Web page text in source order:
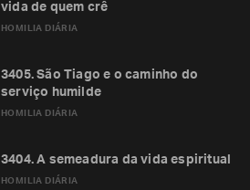
HOMILIA DIÁRIA
vida de quem crê
HOMILIA DIÁRIA
3405. São Tiago e o caminho do
serviço humilde
HOMILIA DIÁRIA
3404. A semeadura da vida espiritual